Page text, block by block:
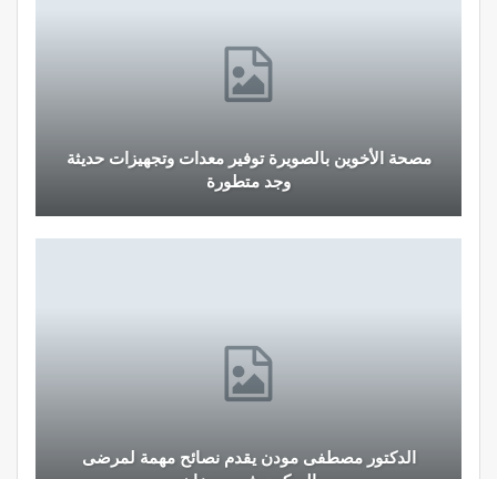
مصحة الأخوين بالصويرة توفير معدات وتجهيزات حديثة
وجد متطورة
الدكتور مصطفى مودن يقدم نصائح مهمة لمرضى